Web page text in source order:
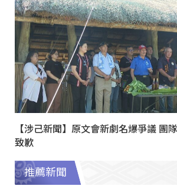
【涉己新聞】原文會新劇名爆爭議 團
致歉
推薦新聞